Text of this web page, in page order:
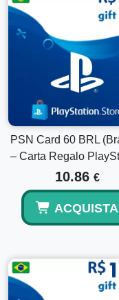
Ricevo una card
No, questo è un
elettronicamente.
Posso
esistente?
Sì, l'importo riscattato
portafoglio
PSN Card 60 BRL
– Carta Regalo
10.86 €
ACQUISTA